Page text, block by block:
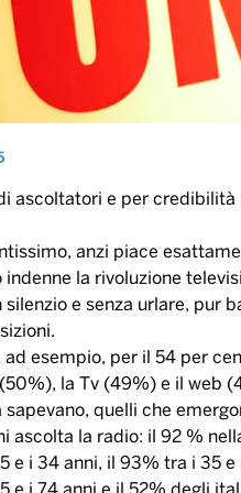
ascoltatori e per
anzi piace
indenne la rivoluzione
e senza urlare, pur
ad esempio, per il 54 per
la Tv (49%) e il web
sapevano, quelli che
ascolta la radio: il 92 %
e i 34 anni, il 93% tra i 35